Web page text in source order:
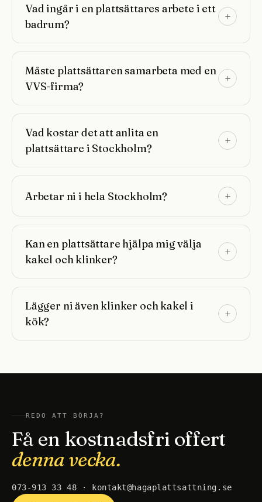
Vad ingår i en plattsättares arbete i ett
badrum?
Måste plattsättaren samarbeta med en
VVS-firma?
Vad kostar det att anlita en
plattsättare i Stockholm?
Arbetar ni i hela Stockholm?
Kan en plattsättare hjälpa mig välja
kakel och klinker?
Lägger ni även klinker och kakel i
kök?
REDO ATT BÖRJA?
Få en kostnadsfri offert
denna vecka.
073-913 33 48 · kontakt@hagaplattsattning.se